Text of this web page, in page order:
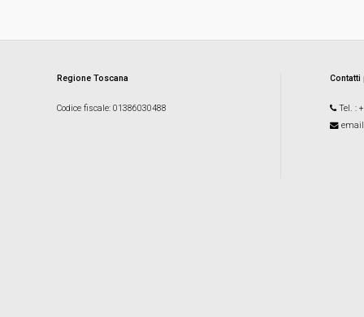
Regione Toscana
Codice fiscale: 01386030488 Tel. :
email